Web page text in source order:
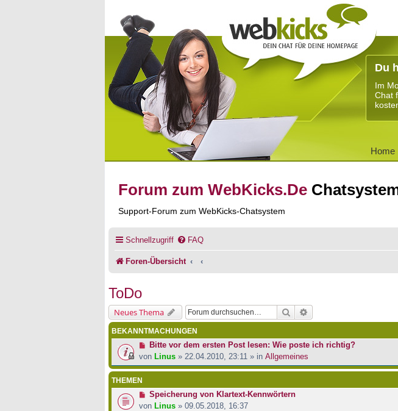
Du
Im
Chat
Home
Forum zum WebKicks.De
Support-Forum zum WebKicks-Chatsystem
Schnellzugriff FAQ
Foren-Übersicht
ToDo
Neues Thema Suche
BEKANNTMACHUNGEN
Bitte vor dem ersten Post lesen: Wie poste ich richtig?
von Linus » 22.04.2010, 23:11 » in Allgemeines
THEMEN
Speicherung von Klartext-Kennwörtern
von Linus » 09.05.2018, 16:37